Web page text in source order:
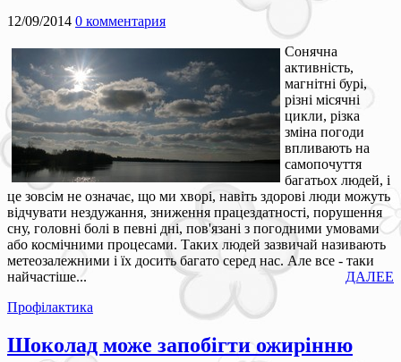
12/09/2014 0 комментария
Сонячна
активність,
магнітні бурі,
різні місячні
цикли, різка
зміна погоди
впливають на
самопочуття
багатьох людей, і
це зовсім не означає, що ми хворі, навіть здорові люди можуть
відчувати нездужання, зниження працездатності, порушення
сну, головні болі в певні дні, пов'язані з погодними умовами
або космічними процесами. Таких людей зазвичай називають
метеозалежними і їх досить багато серед нас. Але все - таки
найчастіше...
ДАЛЕЕ
Профілактика
Шоколад може запобігти ожирінню